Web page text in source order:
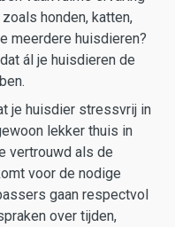
honden, katten,
meerdere huisdieren?
ál je huisdieren de
je huisdier stressvrij in
lekker thuis in
vertrouwd als de
voor de nodige
gaan respectvol
over tijden,